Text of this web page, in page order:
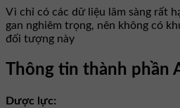
Vì chỉ có các dữ liệu lâm sàng rất
gan nghiêm trọng, nên không có
đối tượng này
Thông tin thành phần
Dược lực: